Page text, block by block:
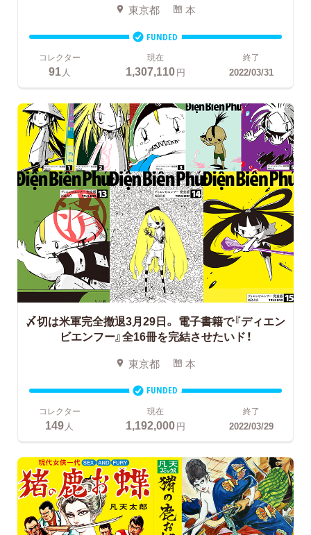
東京都 本
FUNDED
コレクター
91人
現在
1,307,110円
終了
2022/03/31
〆切は米軍完全撤退3月29日。 電子書籍で『ディエン
ビエンフー』全16冊を完結させたいド！
東京都 本
FUNDED
コレクター
149人
現在
1,192,000円
終了
2022/03/29